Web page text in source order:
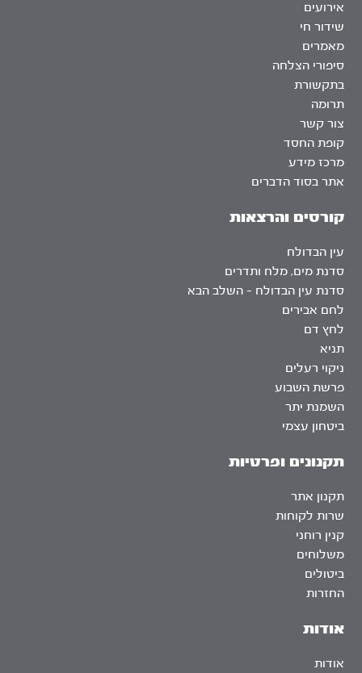
אודות
אודות
אירועים
שידור חי
מאמרים
סיפורי הצלחה
בתקשורת
תרומה
צור קשר
קופת החסד
מרכז מידע
אתר בסוד הדברים
קורסים והרצאות
עין הבדולח
סדנת מים, מלח ותדרים
סדנת עין הבדולח – השלב הבא
לחם אבירים
לחץ דם
תניא
ניקוי רעלים
פרשת השבוע
השמנת יתר
ביטחון עצמי
תקנונים ופרטיות
תקנון אתר
שרות לקוחות
קנין רוחני
משלוחים
ביטולים
החזרות